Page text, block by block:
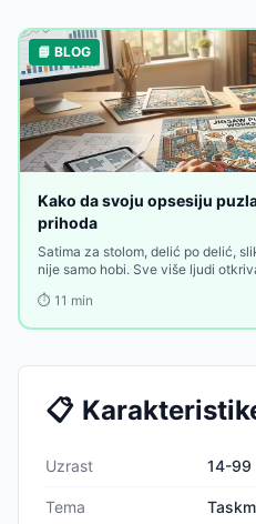
📘 BLOG
Kako da svoju opsesiju
prihoda
Satima za stolom, delić po delić,
nije samo hobi. Sve više ljudi
⏱️ 11 min
📋
Uzrast 14-99
Tema